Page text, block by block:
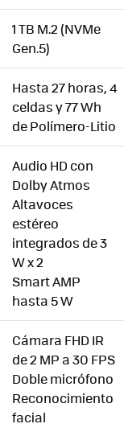
1 TB M.2 (NVMe
Gen.5)
Hasta 27 horas, 4
celdas y 77 Wh
de Polímero-Litio
Audio HD con
Dolby Atmos
Altavoces
estéreo
integrados de 3
W x 2
Smart AMP
hasta 5 W
Cámara FHD IR
de 2 MP a 30 FPS
Doble micrófono
Reconocimiento
facial